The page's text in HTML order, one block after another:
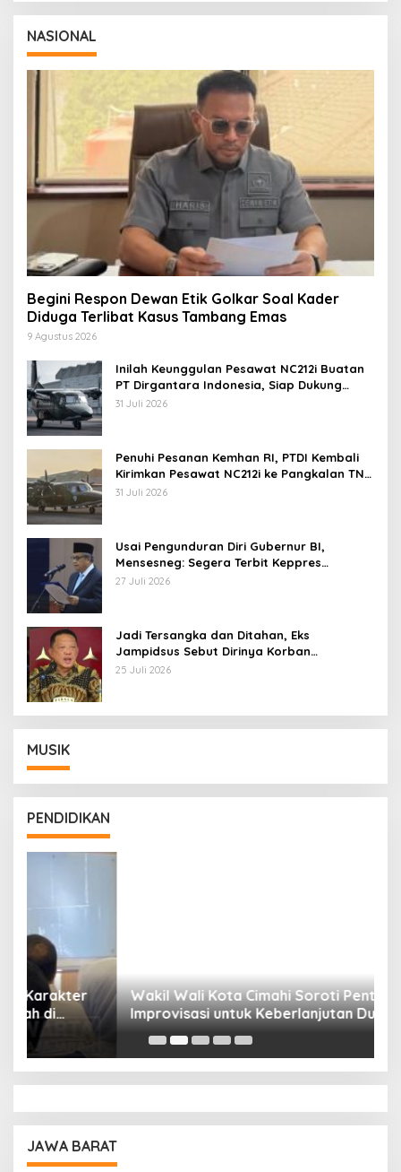
NASIONAL
Begini Respon Dewan Etik Golkar Soal Kader
Diduga Terlibat Kasus Tambang Emas
9 Agustus 2026
Inilah Keunggulan Pesawat NC212i Buatan
PT Dirgantara Indonesia, Siap Dukung
Berbagai Operasi TNI
31 Juli 2026
Penuhi Pesanan Kemhan RI, PTDI Kembali
Kirimkan Pesawat NC212i ke Pangkalan TNI
AU
31 Juli 2026
Usai Pengunduran Diri Gubernur BI,
Mensesneg: Segera Terbit Keppres
Pemberhentian dengan Hormat
27 Juli 2026
Jadi Tersangka dan Ditahan, Eks
Jampidsus Sebut Dirinya Korban
Kriminalisasi
25 Juli 2026
MUSIK
PENDIDIKAN
Wakil Wali Kota Cimahi Soroti Pentingnya
Improvisasi untuk Keberlanjutan Dunia
Pendidikan
JAWA BARAT